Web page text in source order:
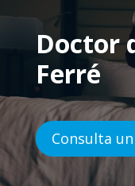
Doctor
Ferré
Consulta